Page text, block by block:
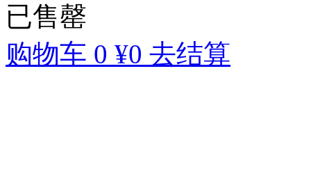
已售罄
购物车 0 ¥0 去结算